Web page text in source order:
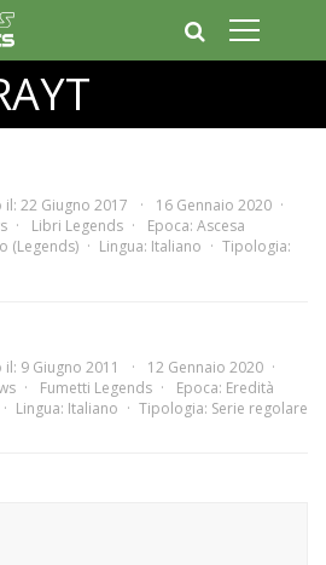
22 Giugno 2017
16 Gennaio 2020
Libri Legends Epoca: Ascesa
(Legends)
Lingua: Italiano
Tipologia:
9 Giugno 2011
12 Gennaio 2020
Fumetti Legends Epoca: Eredità
Lingua: Italiano Tipologia: Serie regolare